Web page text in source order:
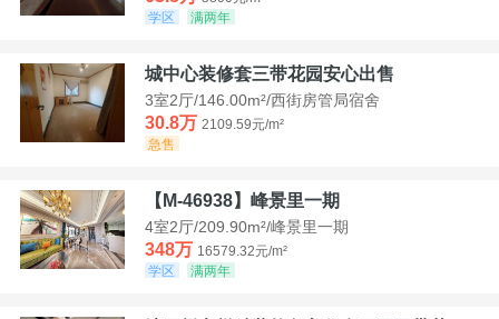
学区
满两年
城中心装修套三带花园安心出售
3室2厅/146.00m²/西街房管局宿舍
30.8万 2109.59元/m²
急售
【M-46938】峰景里一期
4室2厅/209.90m²/峰景里一期
348万 16579.32元/m²
学区
满两年